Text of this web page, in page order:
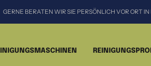
GERNE BERATEN WIR SIE PERSÖNLICH VOR ORT